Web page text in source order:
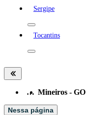
Sergipe
Tocantins
… Mineiros - GO
Nessa página